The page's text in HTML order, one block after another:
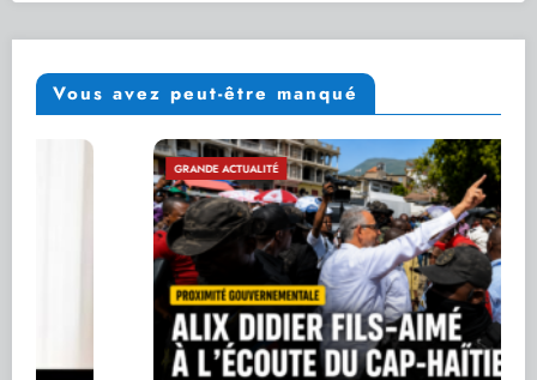
Vous avez peut-être manqué
GRANDE ACTUALITÉ